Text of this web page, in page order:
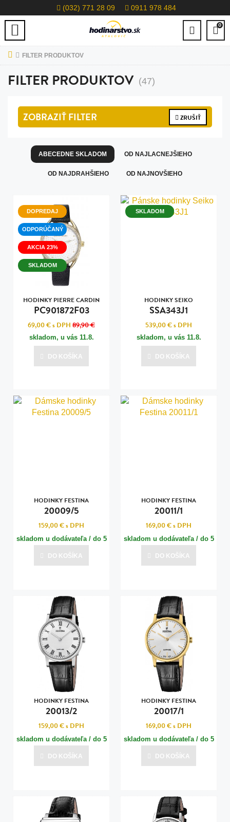
(032) 771 28 09 0911 978 484
0
FILTER PRODUKTOV
FILTER PRODUKTOV (47)
ZOBRAZIŤFILTER ZRUŠIŤ
ABECEDNE SKLADOM OD NAJLACNEJŠIEHO
OD NAJDRAHŠIEHO OD NAJNOVŠIEHO
DOPREDAJ
ODPORÚČANÝ
AKCIA 23%
SKLADOM
HODINKY PIERRE CARDIN
PC901872F03
69,00 €s DPH 89,90 €
skladom, u vás 11.8.
DO KOŠÍKA
SKLADOM
HODINKY SEIKO
SSA343J1
539,00 €s DPH
skladom, u vás 11.8.
DO KOŠÍKA
HODINKY FESTINA
20009/5
159,00 €s DPH
skladom u dodávateľa / do 5
dní
Posledná aktualizácia dnes o 13:01
DO KOŠÍKA
HODINKY FESTINA
20011/1
169,00 €s DPH
skladom u dodávateľa / do 5
dní
Posledná aktualizácia dnes o 13:01
DO KOŠÍKA
HODINKY FESTINA
20013/2
159,00 €s DPH
skladom u dodávateľa / do 5
dní
Posledná aktualizácia dnes o 13:01
DO KOŠÍKA
HODINKY FESTINA
20017/1
169,00 €s DPH
skladom u dodávateľa / do 5
dní
Posledná aktualizácia dnes o 13:01
DO KOŠÍKA